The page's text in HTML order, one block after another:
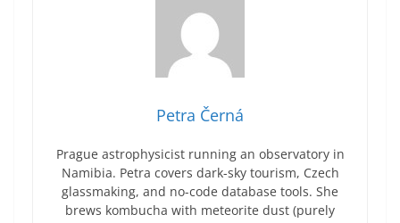
Petra Černá
Prague astrophysicist running an observatory in
Namibia. Petra covers dark-sky tourism, Czech
glassmaking, and no-code database tools. She
brews kombucha with meteorite dust (purely